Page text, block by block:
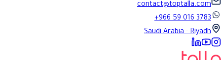
contact@toptalla.com
+966 59 016 3783
Saudi Arabia - Riyadh
Instagram
YouTube
LinkedIn